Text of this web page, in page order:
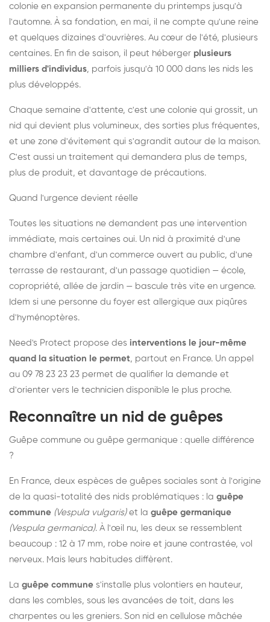
colonie en expansion permanente du printemps jusqu'à
l'automne. À sa fondation, en mai, il ne compte qu'une reine
et quelques dizaines d'ouvrières. Au cœur de l'été, plusieurs
centaines. En fin de saison, il peut héberger plusieurs
milliers d'individus, parfois jusqu'à 10 000 dans les nids les
plus développés.
Chaque semaine d'attente, c'est une colonie qui grossit, un
nid qui devient plus volumineux, des sorties plus fréquentes,
et une zone d'évitement qui s'agrandit autour de la maison.
C'est aussi un traitement qui demandera plus de temps,
plus de produit, et davantage de précautions.
Quand l'urgence devient réelle
Toutes les situations ne demandent pas une intervention
immédiate, mais certaines oui. Un nid à proximité d'une
chambre d'enfant, d'un commerce ouvert au public, d'une
terrasse de restaurant, d'un passage quotidien — école,
copropriété, allée de jardin — bascule très vite en urgence.
Idem si une personne du foyer est allergique aux piqûres
d'hyménoptères.
Need's Protect propose des interventions le jour-même
quand la situation le permet, partout en France. Un appel
au 09 78 23 23 23 permet de qualifier la demande et
d'orienter vers le technicien disponible le plus proche.
Reconnaître un nid de guêpes
Guêpe commune ou guêpe germanique : quelle différence
?
En France, deux espèces de guêpes sociales sont à l'origine
de la quasi-totalité des nids problématiques : la guêpe
commune (Vespula vulgaris)et la guêpe germanique
(Vespula germanica). À l'œil nu, les deux se ressemblent
beaucoup : 12 à 17 mm, robe noire et jaune contrastée, vol
nerveux. Mais leurs habitudes diffèrent.
La guêpe commune s'installe plus volontiers en hauteur,
dans les combles, sous les avancées de toit, dans les
charpentes ou les greniers. Son nid en cellulose mâchée